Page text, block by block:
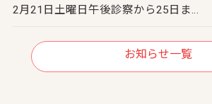
2月21日土曜日午後診察から25日ま…
お知らせ一覧